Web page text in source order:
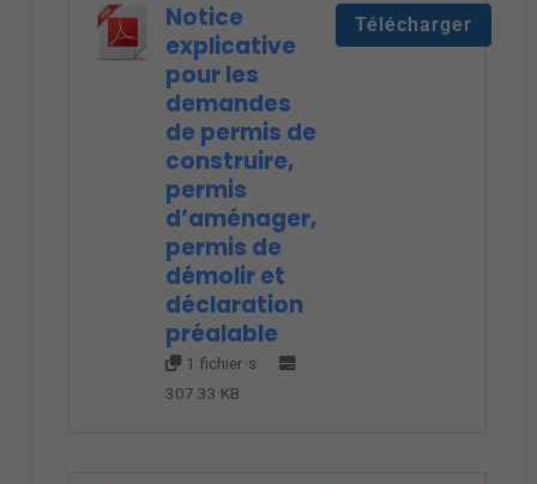
Notice
explicative
pour les
demandes
de permis de
construire,
permis
d’aménager,
permis de
démolir et
déclaration
préalable
1 fichier·s
307.33 KB
Télécharger